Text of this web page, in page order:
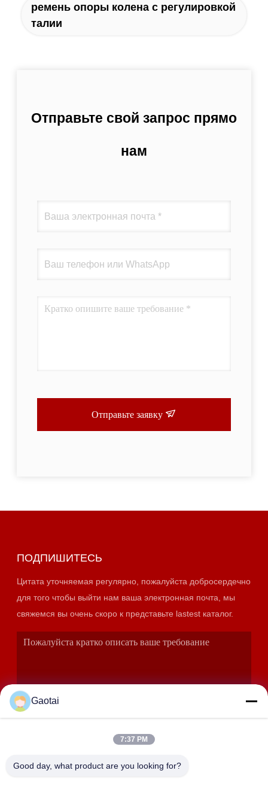
ремень опоры колена с регулировкой
талии
Отправьте свой запрос прямо
нам
Отправьте заявку
ПОДПИШИТЕСЬ
Цитата уточняемая регулярно, пожалуйста добросердечно
для того чтобы выйти нам ваша электронная почта, мы
свяжемся вы очень скоро к представьте lastest каталог.
Gaotai
7:37 PM
Good day, what product are you looking for?